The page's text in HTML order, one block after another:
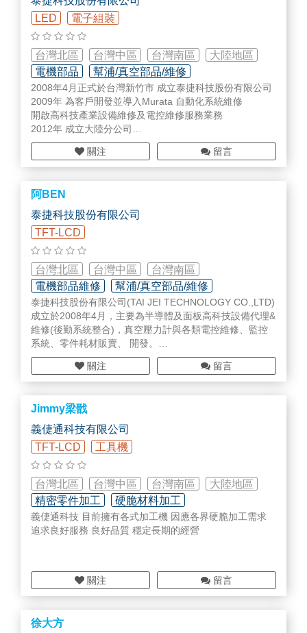
LED
電子組裝
台灣北區 台灣中區 台灣南區
大陸地區
電機部品
幫浦/真空部品/維修
檢測/監測設備/部品
2008年4月正式於台灣新竹市 成立泰捷科技股份有限公司
2009年 為客戶開發並導入Murata 自動化系統維修
開啟高科技產業設備維修及電控維修服務業務
2012年 成立大陸分公司
負責半導體與面板業設備零組件維修及真空pump維修業務
2013年 設立關鍵零件及設備耗材代理業務
同年取得各式工業燈及光纖線材的代理
2014年 成立MKS gauge 真空壓力計維修生產線、發展多
元化之維修服務
2015年 代理韓國維修商在半導體設備零組件、ETCH ESC
維修及買賣業務
2019年 成立監控系統及電子級抗菌濾芯的代理業務，擴大
半導體及面板產業的服務項目
關注 留言
阿BEN
泰捷科技股份有限公司
TFT-LCD
台灣北區 台灣中區
台灣南區
電機部品維修
幫浦/真空部品/維修
其他(未分類)
泰捷科技股份有限公司(TAI JEI TECHNOLOGY CO.,LTD)
成立於2008年4月，主要為半導體及面板高科技設備代理&
維修(後勤系統整合)，真空壓力計與各類電控維修、監控
系統、零件耗材販賣、 開發。
本公司是擁有豐富維修技術團隊所共同創立，團隊成員來
自各大原廠專業維修技術專才，專精於維修各類電控產品
及各式MKS gauge真空壓力計，比照原廠檢測方式，維修
良率高，維修實績涵蓋台灣各半導體廠、TFTLCD 面板及
光電廠客戶。
秉持專業的態度與紀律，堅持高績效的服務品質，相信創
新是永續經營的不二法則，建立真誠的企業文化，發揮團
隊合作的價值，堅持高績效的服務品質，終身學習，勇於
挑戰。
關注 留言
Jimmy梁戩
義倢通科技有限公司
TFT-LCD
工具機
台灣北區 台灣中區 台灣南區
大陸地區
精密零件加工
硬脆材料加工
義倢通科技 目前擁有各式加工機 因應各界硬脆加工需求
追求良好服務 良好品質 穩定長期的經營
關注 留言
徐大方